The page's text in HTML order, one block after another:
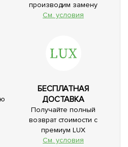
производим замену
См. условия
БЕСПЛАТНАЯ
ДОСТАВКА
Получайте полный
возврат стоимости с
премиум LUX
См. условия